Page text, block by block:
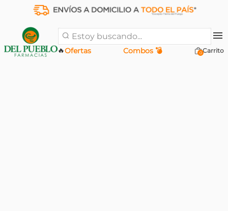
Estoy buscando...
Ofertas
🔥 Combos 💣 0